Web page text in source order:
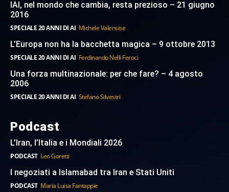
IAI, nel mondo che cambia, resta prezioso – 21 giugno
2016
SPECIALE 20 ANNI DI AI Michele Valensise
L’Europa non ha la bacchetta magica – 9 ottobre 2013
SPECIALE 20 ANNI DI AI Ferdinando Nelli Feroci
Una forza multinazionale: per che fare? – 4 agosto
2006
SPECIALE 20 ANNI DI AI Stefano Silvestri
Podcast
L’Iran, l’Italia e i Mondiali 2026
PODCAST Leo Goretti
I negoziati a Islamabad tra Iran e Stati Uniti
PODCAST Maria Luisa Fantappie